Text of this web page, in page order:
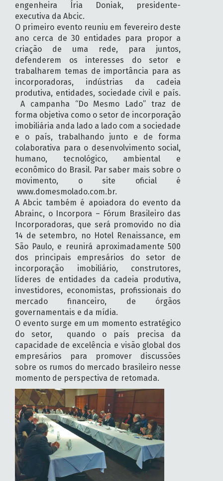
engenheira Íria Doniak, presidente-
executiva da Abcic.
O primeiro evento reuniu em fevereiro deste
ano cerca de 30 entidades para propor a
criação de uma rede, para juntos,
defenderem os interesses do setor e
trabalharem temas de importância para as
incorporadoras, indústrias da cadeia
produtiva, entidades, sociedade civil e país.
A campanha “Do Mesmo Lado” traz de
forma objetiva como o setor de incorporação
imobiliária anda lado a lado com a sociedade
e o país, trabalhando junto e de forma
colaborativa para o desenvolvimento social,
humano, tecnológico, ambiental e
econômico do Brasil. Par saber mais sobre o
movimento, o site oficial é
www.domesmolado.com.br.
A Abcic também é apoiadora do evento da
Abrainc, o Incorpora – Fórum Brasileiro das
Incorporadoras, que será promovido no dia
14 de setembro, no Hotel Renaissance, em
São Paulo, e reunirá aproximadamente 500
dos principais empresários do setor de
incorporação imobiliário, construtores,
líderes de entidades da cadeia produtiva,
investidores, economistas, profissionais do
mercado financeiro, de órgãos
governamentais e da mídia.
O evento surge em um momento estratégico
do setor, quando o país precisa da
capacidade de excelência e visão global dos
empresários para promover discussões
sobre os rumos do mercado brasileiro nesse
momento de perspectiva de retomada.